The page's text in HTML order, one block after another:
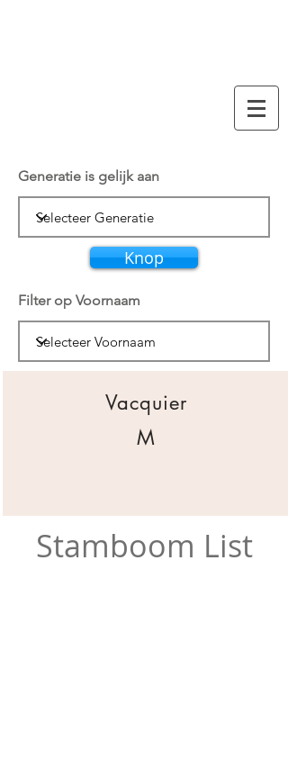
Generatie is gelijk aan
Knop
Filter op Voornaam
Vacquier
M
Stamboom List